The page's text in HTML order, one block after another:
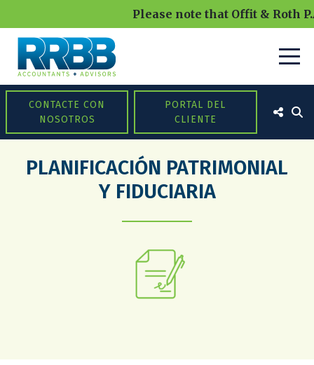
Please note that Offit & Roth P.A.
CONTACTE CON
NOSOTROS
PORTAL DEL
CLIENTE
PLANIFICACIÓN PATRIMONIAL
Y FIDUCIARIA